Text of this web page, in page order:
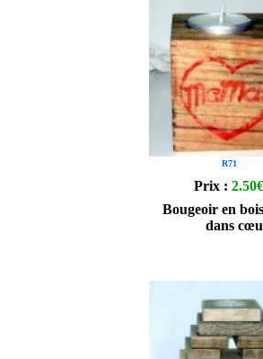
R71
Prix : 2.50€
Bougeoir en
dans